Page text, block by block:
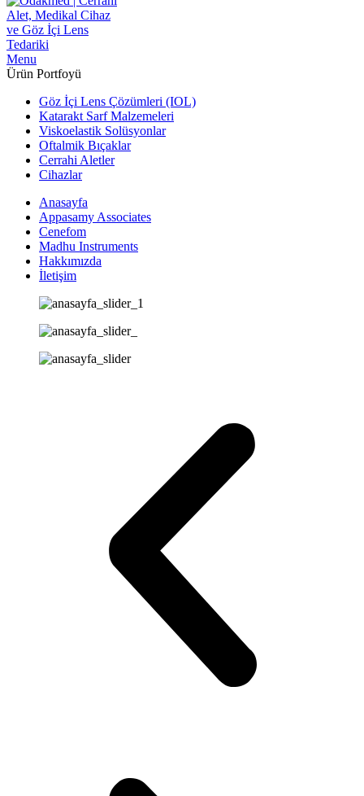
Menu
Ürün Portfoyü
Göz İçi Lens Çözümleri (IOL)
Katarakt Sarf Malzemeleri
Viskoelastik Solüsyonlar
Oftalmik Bıçaklar
Cerrahi Aletler
Cihazlar
Anasayfa
Appasamy Associates
Cenefom
Madhu Instruments
Hakkımızda
İletişim